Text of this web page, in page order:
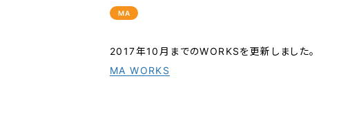
MA
2017年10月までのWORKSを更新しました。
MA WORKS